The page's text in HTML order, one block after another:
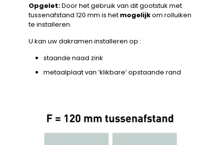
Opgelet:Door het gebruik van dit gootstuk met
tussenafstand 120 mm is het mogelijkom rolluiken
te installeren.
U kan uw dakramen installeren op :
staande naad zink
metaalplaat van ‘klikbare’ opstaande rand